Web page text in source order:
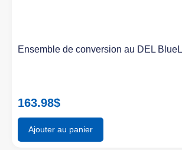
Ensemble de conversion au DEL
163.98$
Ajouter au panier